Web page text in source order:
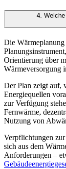
4.
Die Wärmeplanung
Orientierung über
Wärmeversorgung
Der Plan zeigt auf,
Energiequellen
zur Verfügung
Fernwärme,
Nutzung von
Verpflichtungen zur
sich aus dem
Anforderungen –